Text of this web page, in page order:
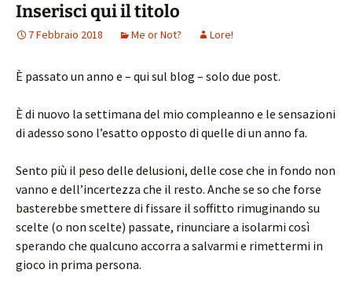
Inserisci qui il titolo
7 Febbraio 2018 Me or Not? Lore!
È passato un anno e – qui sul blog – solo due post.
È di nuovo la settimana del mio compleanno e le sensazioni
di adesso sono l’esatto opposto di quelle di un anno fa.
Sento più il peso delle delusioni, delle cose che in fondo non
vanno e dell’incertezza che il resto. Anche se so che forse
basterebbe smettere di fissare il soffitto rimuginando su
scelte (o non scelte) passate, rinunciare a isolarmi così
sperando che qualcuno accorra a salvarmi e rimettermi in
gioco in prima persona.